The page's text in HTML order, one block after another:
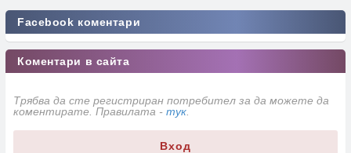
Facebook коментари
Коментари в сайта
Трябва да сте регистриран потребител за да можете да
коментирате. Правилата - тук
Вход